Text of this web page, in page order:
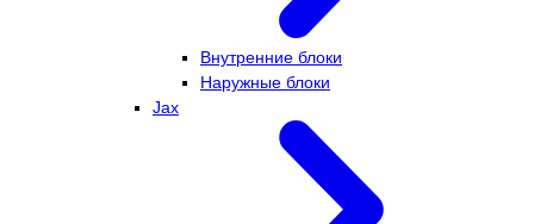
Внутренние блоки
Наружные блоки
Jax